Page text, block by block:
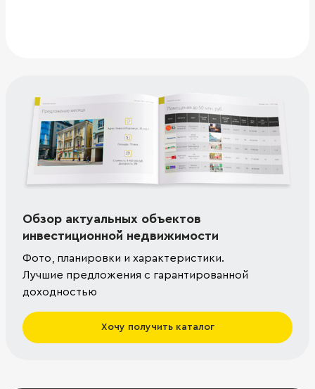
Обзор актуальных объектов
инвестиционной недвижимости
Фото, планировки и характеристики.
Лучшие предложения с гарантированной
доходностью
Хочу получить каталог